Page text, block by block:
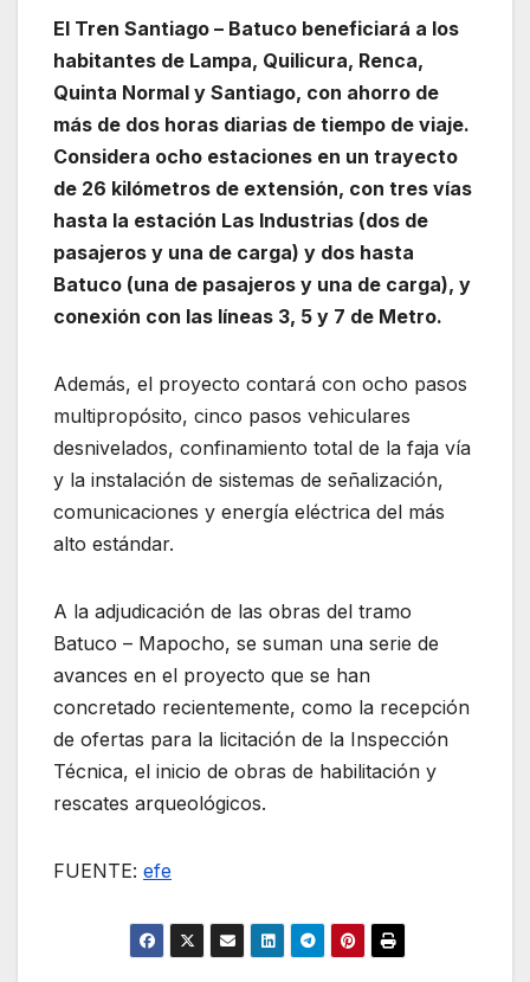
El Tren Santiago – Batuco beneficiará a los
habitantes de Lampa, Quilicura, Renca,
Quinta Normal y Santiago, con ahorro de
más de dos horas diarias de tiempo de viaje.
Considera ocho estaciones en un trayecto
de 26 kilómetros de extensión, con tres vías
hasta la estación Las Industrias (dos de
pasajeros y una de carga) y dos hasta
Batuco (una de pasajeros y una de carga), y
conexión con las líneas 3, 5 y 7 de Metro.
Además, el proyecto contará con ocho pasos
multipropósito, cinco pasos vehiculares
desnivelados, confinamiento total de la faja vía
y la instalación de sistemas de señalización,
comunicaciones y energía eléctrica del más
alto estándar.
A la adjudicación de las obras del tramo
Batuco – Mapocho, se suman una serie de
avances en el proyecto que se han
concretado recientemente, como la recepción
de ofertas para la licitación de la Inspección
Técnica, el inicio de obras de habilitación y
rescates arqueológicos.
FUENTE: efe